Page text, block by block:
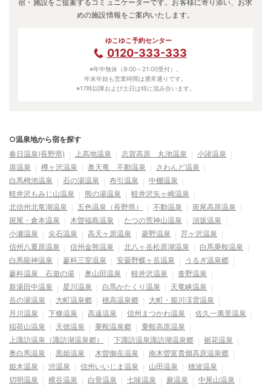
宿・施設をご提案するコミュニケーターです。お客様に寄り添い、お求
めの施設情報をご案内いたします。
ゆこゆこ予約センター
0120-333-333
※年中無休（9:00～21:00受付）。
年末年始も営業時間は通常通りです。
※17時以降および土日は特に混み合います。
○温泉地から宿を探す
春日温泉(長野県)
上高地温泉 志賀高原 丸池温泉
小諸温泉
扉温泉
樽ヶ沢温泉 奥天竜 不動温泉
さわんど温泉
白馬栂池温泉
石の湯温泉 布引温泉
中棚温泉
軽井沢もみじ山温泉
熊の湯温泉
軽井沢矢ヶ崎温泉
北信州北竜湖温泉
五色温泉（長野県） 不動温泉
斑尾高原温泉
斑尾・倉本温泉
木曽福島温泉 たつの荒神山温泉
須坂温泉
小瀬温泉
尖石温泉 高天ヶ原温泉 菱野温泉
芹ヶ沢温泉
信州八重原温泉
信州金熊温泉 北八ヶ岳松原湖温泉
白馬乗鞍温泉
白馬龍神温泉
蓼科三室温泉 安曇野蝶ヶ岳温泉
うるぎ温泉郷
蓼科温泉 石遊の湯
奥山田温泉 軽井沢温泉
沓野温泉
新湯田中温泉
星川温泉 白馬かたくり温泉
天竜峡温泉
岳の湯温泉
大町温泉郷 穂高温泉郷
大町・籠川渓雲温泉
月川温泉
下條温泉 高遠温泉 信州まつかわ温泉
佐久一萬里温泉
稲荷山温泉
天徳温泉 乗鞍温泉郷
乗鞍高原温泉
上諏訪温泉（諏訪湖温泉郷）
下諏訪温泉諏訪湖温泉郷
裾花温泉
奥白馬温泉
黒姫温泉 木曽御岳温泉
南木曽富貴畑高原温泉郷
姫木温泉
渋温泉 信州いいじま温泉 山田温泉
穂波温泉
切明温泉
横谷温泉 白骨温泉 七味温泉 蕨温泉
中尾山温泉